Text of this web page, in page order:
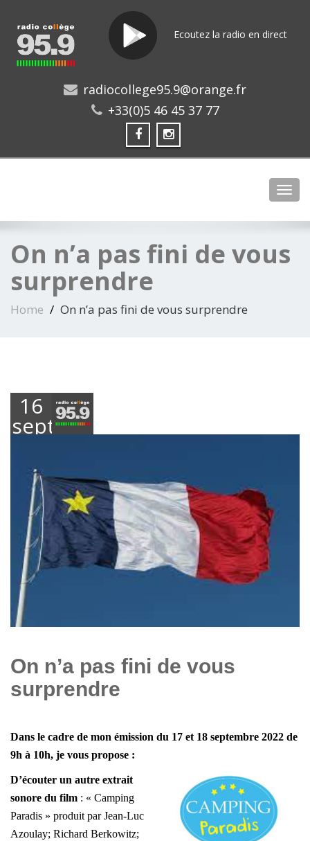
Ecoutez la radio en direct
radiocollege95.9@orange.fr
+33(0)5 46 45 37 77
On n’a pas fini de vous
surprendre
Home On n’a pas fini de vous surprendre
16
septembre
On n’a pas fini de vous
surprendre
Dans le cadre de mon émission du 17 et 18 septembre 2022 de
9h à 10h, je vous propose :
D’écouter un autre extrait
sonore du film : « Camping
Paradis » produit par Jean-Luc
Azoulay; Richard Berkowitz;